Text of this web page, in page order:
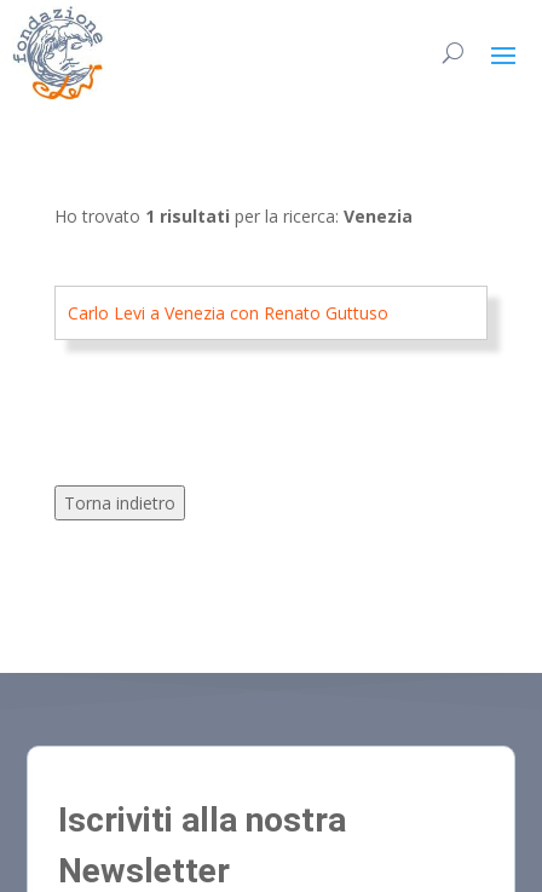
Ho trovato 1 risultati per la ricerca: Venezia
Carlo Levi a Venezia con Renato Guttuso
Torna indietro
Iscriviti alla nostra
Newsletter